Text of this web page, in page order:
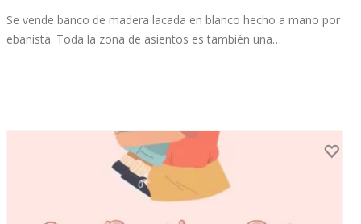
Se vende banco de madera lacada en blanco hecho a mano por
ebanista. Toda la zona de asientos es también una…